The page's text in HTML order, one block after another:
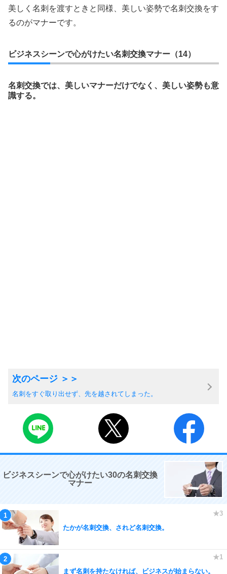
美しく名刺を渡すときと同様、美しい姿勢で名刺交換をす
るのがマナーです。
ビジネスシーンで心がけたい名刺交換マナー（14）
名刺交換では、美しいマナーだけでなく、美しい姿勢も意
識する。
名刺をすぐ取り出せず、先を越されてしまった。
ビジネスシーンで心がけたい30の名刺交換
マナー
たかが名刺交換、されど名刺交換。
まず名刺を持たなければ、ビジネスが始まらない。